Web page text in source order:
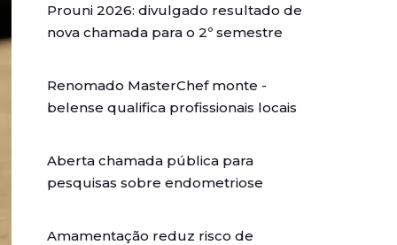
Prouni 2026: divulgado resultado de
nova chamada para o 2º semestre
Renomado MasterChef monte -
belense qualifica profissionais locais
Aberta chamada pública para
pesquisas sobre endometriose
Amamentação reduz risco de